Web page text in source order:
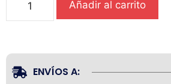
Añadir al carrito
ENVÍOS A: